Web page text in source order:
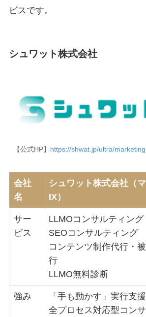
ビスです。
シュワット株式会社
【公式HP】 https://shwat.jp/ultra/
会社
名
シュワット株式会社（
IX）
サー
ビス
LLMOコンサルティング
SEOコンサルティング
コンテンツ制作代行・
行
LLMO無料診断
強み
「手も動かす」実行支
全プロセス対応型コン